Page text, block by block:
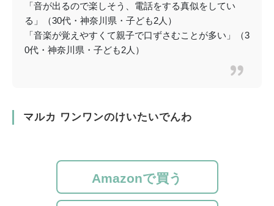
「音が出るので楽しそう、電話をする真似をしてい
る」（30代・神奈川県・子ども2人）
「音楽が覚えやすくて親子で口ずさむことが多い」（3
0代・神奈川県・子ども2人）
マルカ ワンワンのけいたいでんわ
Amazonで買う